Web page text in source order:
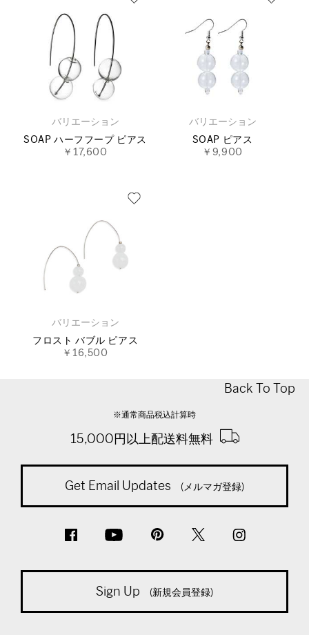
バリエーション
SOAP ハーフフープ ピアス
￥17,600
バリエーション
SOAP ピアス
￥9,900
バリエーション
フロスト バブル ピアス
￥16,500
Back To Top
※通常商品税込計算時
15,000円以上配送料無料
Get Email Updates (メルマガ登録)
Sign Up (新規会員登録)